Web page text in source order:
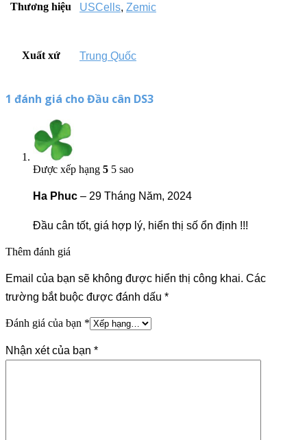
Thương hiệu USCells, Zemic
Xuất xứ Trung Quốc
1 đánh giá choĐầu cân DS3
Được xếp hạng 5 5 sao
Ha Phuc – 29 Tháng Năm, 2024
Đầu cân tốt, giá hợp lý, hiển thị số ổn định !!!
Thêm đánh giá
Email của bạn sẽ không được hiển thị công khai. Các
trường bắt buộc được đánh dấu *
Đánh giá của bạn *
Nhận xét của bạn *